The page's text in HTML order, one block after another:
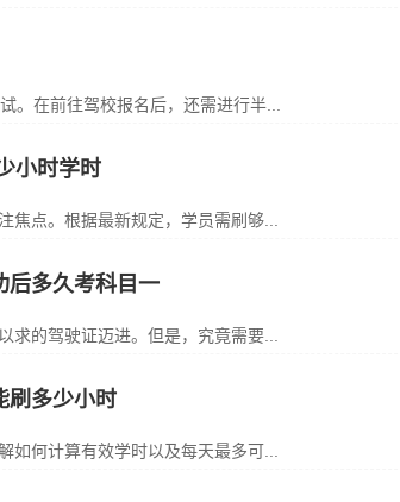
。在前往驾校报名后，还需进行半...
小时学时
点。根据最新规定，学员需刷够...
后多久考科目一
求的驾驶证迈进。但是，究竟需要...
刷多少小时
何计算有效学时以及每天最多可...